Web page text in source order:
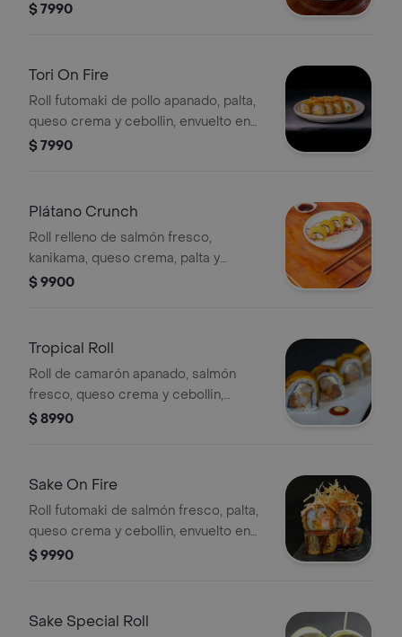
$ 7990
Tori On Fire
Roll futomaki de pollo apanado, palta,
queso crema y cebollin, envuelto en
panko, con topping de papas al hilo,
$ 7990
Plátano Crunch
Roll relleno de salmón fresco,
kanikama, queso crema, palta y
cebollin, envuelto en platano apanado
$ 9900
Tropical Roll
Roll de camarón apanado, salmón
fresco, queso crema y cebollin,
envuelto en plátano frito
$ 8990
Sake On Fire
Roll futomaki de salmón fresco, palta,
queso crema y cebollin, envuelto en
panko, con topping de papas al hilo,
$ 9990
Sake Special Roll